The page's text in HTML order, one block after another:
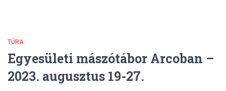
TÚRA
Egyesületi mászótábor Arcoban –
2023. augusztus 19-27.